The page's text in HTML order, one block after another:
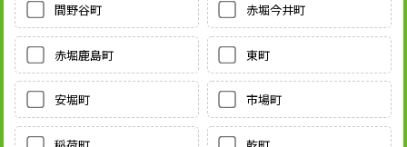
間野谷町 赤堀今井町
赤堀鹿島町 東町
安堀町 市場町